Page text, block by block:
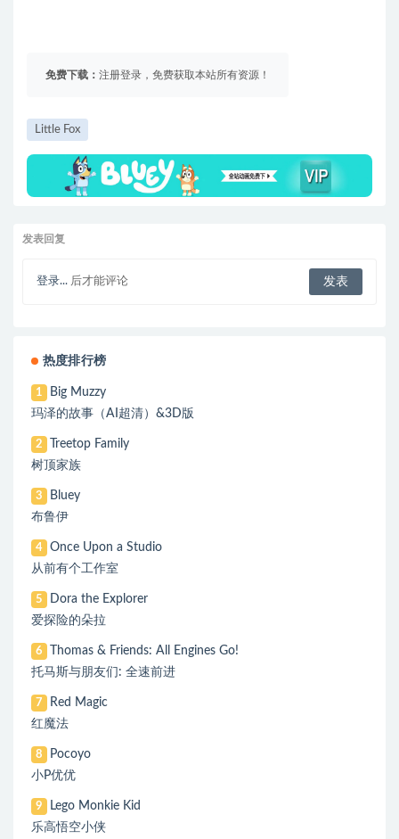
免费下载： 注册登录，免费获取本站所有资源！
Little Fox
发表回复
登录... 后才能评论
热度排行榜
1
Big Muzzy
玛泽的故事（AI超清）&3D版
2
Treetop Family
树顶家族
3
Bluey
布鲁伊
4
Once Upon a Studio
从前有个工作室
5
Dora the Explorer
爱探险的朵拉
6
Thomas & Friends: All Engines Go!
托马斯与朋友们: 全速前进
7
Red Magic
红魔法
8
Pocoyo
小P优优
9
Lego Monkie Kid
乐高悟空小侠